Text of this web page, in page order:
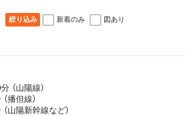
絞り込み 新着のみ 図あり
分 （山陽線）
播但線）
（山陽新幹線など）